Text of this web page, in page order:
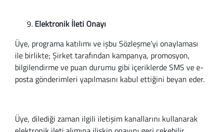
Elektronik İleti Onayı
Üye, programa katılımı ve işbu Sözleşme’yi onaylaması
ile birlikte; Şirket tarafından kampanya, promosyon,
bilgilendirme ve puan durumu gibi içeriklerde SMS ve e-
posta gönderimleri yapılmasını kabul ettiğini beyan eder.
Üye, dilediği zaman ilgili iletişim kanallarını kullanarak